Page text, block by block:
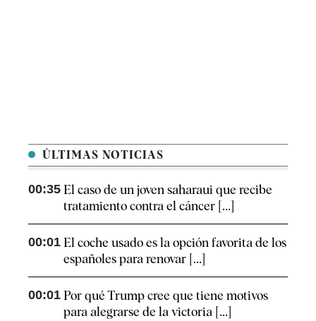
ÚLTIMAS NOTICIAS
00:35 El caso de un joven saharaui que recibe
tratamiento contra el cáncer [...]
00:01 El coche usado es la opción favorita de los
españoles para renovar [...]
00:01 Por qué Trump cree que tiene motivos
para alegrarse de la victoria [...]